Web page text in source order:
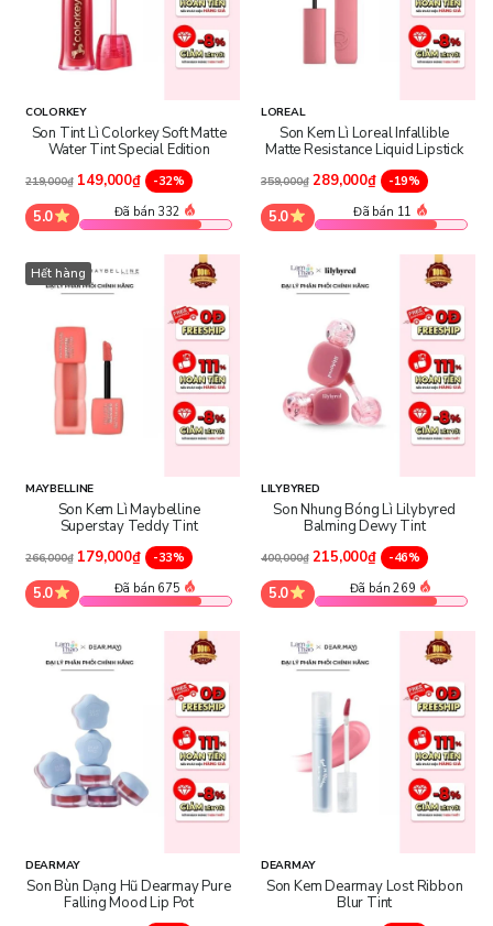
COLORKEY
Son Tint Lì Colorkey Soft Matte
Water Tint Special Edition
219,000₫ 149,000₫ -32%
5.0 Đã bán 332
LOREAL
Son Kem Lì Loreal Infallible
Matte Resistance Liquid Lipstick
359,000₫ 289,000₫ -19%
5.0 Đã bán 11
Hết hàng
MAYBELLINE
Son Kem Lì Maybelline
Superstay Teddy Tint
266,000₫ 179,000₫ -33%
5.0 Đã bán 675
LILYBYRED
Son Nhung Bóng Lì Lilybyred
Balming Dewy Tint
400,000₫ 215,000₫ -46%
5.0 Đã bán 269
DEARMAY
Son Bùn Dạng Hũ Dearmay Pure
Falling Mood Lip Pot
DEARMAY
Son Kem Dearmay Lost Ribbon
Blur Tint